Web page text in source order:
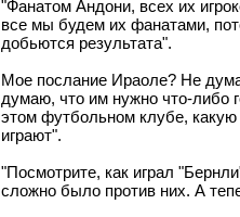
"Фанатом Андони, всех их
все мы будем их фанатами,
добьются результата".
Мое послание Ираоле? Не
думаю, что им нужно что-либо
этом футбольном клубе,
играют".
"Посмотрите, как играл
сложно было против них. А